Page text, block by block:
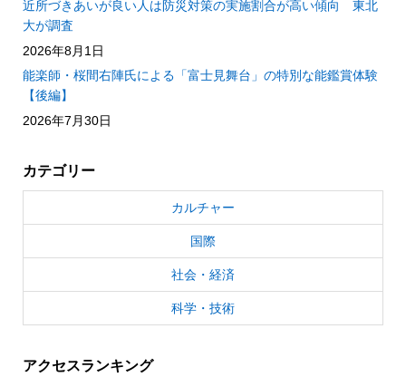
近所づきあいが良い人は防災対策の実施割合が高い傾向 東北
大が調査
2026年8月1日
能楽師・桜間右陣氏による「富士見舞台」の特別な能鑑賞体験
【後編】
2026年7月30日
カテゴリー
カルチャー
国際
社会・経済
科学・技術
アクセスランキング